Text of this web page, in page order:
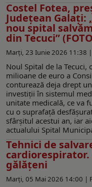
Costel Fotea,
Județean Galați:
nou spital
din Tecuci”
Marți, 23 Iunie 2026 11:38 |
Noul Spital de la
milioane de euro a
conturează deja drept
investiții în sistemul
unitate medicală, ce va
cu o suprafață
sfârșitul acestui an, iar
actualului Spital
Tehnici de
gălăţeni
Marți, 05 Mai 2026 14:00 |